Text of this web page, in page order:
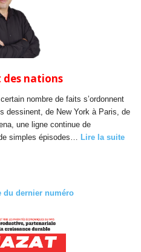
des nations
certain nombre de faits s’ordonnent
dessinent, de New York à Paris, de
une ligne continue de
simples épisodes… Lire la suite
du dernier numéro